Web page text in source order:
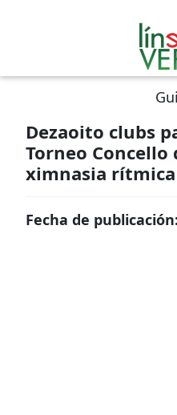
Dezaoito clubs
Torneo
ximnasia rítmica
Fecha de publicación: